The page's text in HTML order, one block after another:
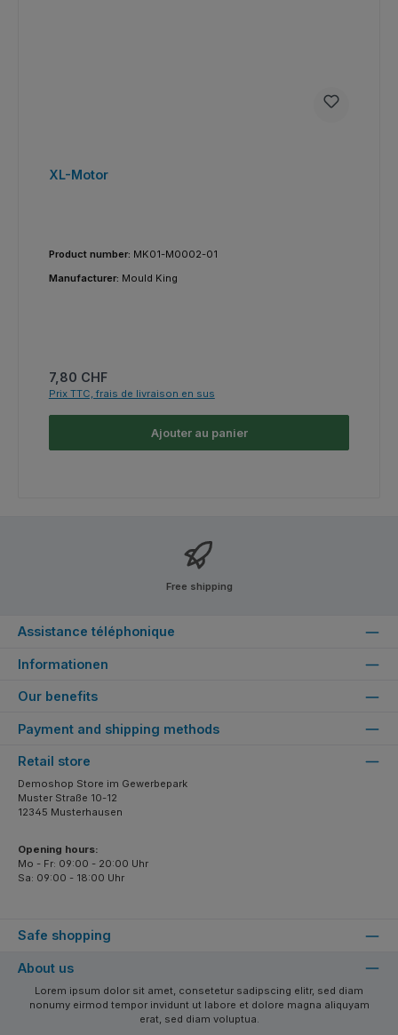
XL-Motor
Product number: MK01-M0002-01
Manufacturer: Mould King
Prix régulier :
7,80 CHF
Prix TTC, frais de livraison en sus
Ajouter au panier
Free shipping
Assistance téléphonique
Informationen
Our benefits
Payment and shipping methods
Safe shopping
Retail store
Demoshop Store im Gewerbepark
Muster Straße 10-12
12345 Musterhausen
Opening hours:
Mo - Fr: 09:00 - 20:00 Uhr
Sa: 09:00 - 18:00 Uhr
About us
Lorem ipsum dolor sit amet, consetetur sadipscing elitr, sed diam
nonumy eirmod tempor invidunt ut labore et dolore magna aliquyam
erat, sed diam voluptua.